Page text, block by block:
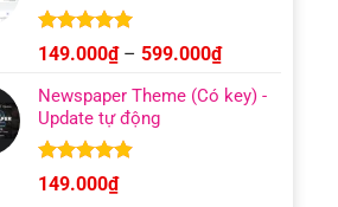
Được xếp
hạng5.00
5 sao
149.000₫ – 599.000₫Khoảng
từ
Newspaper Theme (Có key) -
Update tự động
Được xếp
hạng4.92
149.000₫